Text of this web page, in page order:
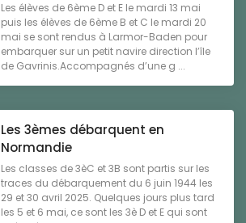
Les élèves de 6ème D et E le mardi 13 mai
puis les élèves de 6ème B et C le mardi 20
mai se sont rendus à Larmor-Baden pour
embarquer sur un petit navire direction l’île
de Gavrinis.Accompagnés d’une g ...
Les 3èmes débarquent en
Normandie
Les classes de 3èC et 3B sont partis sur les
traces du débarquement du 6 juin 1944 les
29 et 30 avril 2025. Quelques jours plus tard
les 5 et 6 mai, ce sont les 3è D et E qui sont